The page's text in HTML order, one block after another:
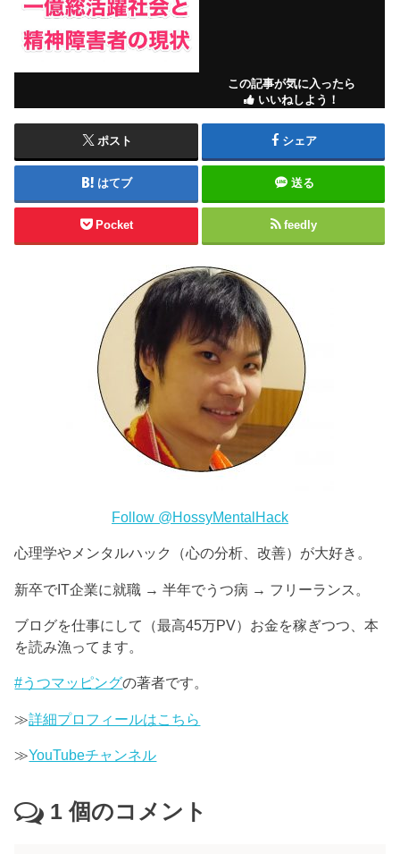
この記事が気に入ったら
いいねしよう！
ポスト シェア
はてブ 送る
Pocket feedly
Follow @HossyMentalHack
心理学やメンタルハック（心の分析、改善）が大好き。
新卒でIT企業に就職 → 半年でうつ病 → フリーランス。
ブログを仕事にして（最高45万PV）お金を稼ぎつつ、本
を読み漁ってます。
#うつマッピングの著者です。
≫詳細プロフィールはこちら
≫YouTubeチャンネル
1 個のコメント